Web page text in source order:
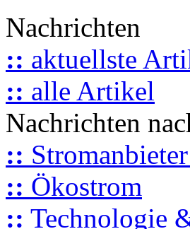
Nachrichten
:: aktuellste
:: alle Artikel
Nachrichten
::
:: Ökostrom
:: Technologie